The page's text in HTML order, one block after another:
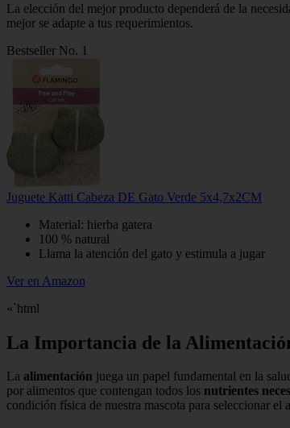
La elección del mejor producto dependerá de la
mejor se adapte a tus requerimientos.
Bestseller No. 1
Juguete Katti Cabeza DE Gato Verde 5x4,7x2CM
Material: hierba gatera
100 % natural
Llama la atención del gato y estimula a jugar
Ver en Amazon
«`html
La Importancia de la
La alimentación juega un papel fundamental en la
por alimentos que contengan todos los nutrientes
condición física de nuestra mascota para seleccionar el